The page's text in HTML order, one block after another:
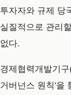
투자자와 규제 당
실질적으로 관리
없다.
경제협력개발기
거버넌스 원칙'을